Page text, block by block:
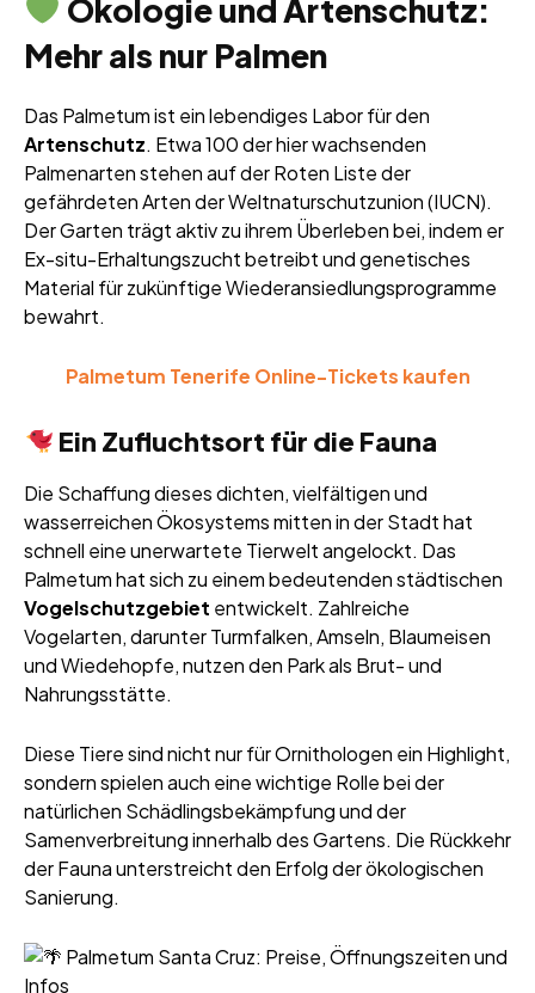
Ökologie und Artenschutz:
Mehr als nur Palmen
Das Palmetum ist ein lebendiges Labor für den
Artenschutz. Etwa 100 der hier wachsenden
Palmenarten stehen auf der Roten Liste der
gefährdeten Arten der Weltnaturschutzunion (IUCN).
Der Garten trägt aktiv zu ihrem Überleben bei, indem er
Ex-situ-Erhaltungszucht betreibt und genetisches
Material für zukünftige Wiederansiedlungsprogramme
bewahrt.
Palmetum Tenerife Online-Tickets kaufen
Ein Zufluchtsort für die Fauna
Die Schaffung dieses dichten, vielfältigen und
wasserreichen Ökosystems mitten in der Stadt hat
schnell eine unerwartete Tierwelt angelockt. Das
Palmetum hat sich zu einem bedeutenden städtischen
Vogelschutzgebiet entwickelt. Zahlreiche
Vogelarten, darunter Turmfalken, Amseln, Blaumeisen
und Wiedehopfe, nutzen den Park als Brut- und
Nahrungsstätte.
Diese Tiere sind nicht nur für Ornithologen ein Highlight,
sondern spielen auch eine wichtige Rolle bei der
natürlichen Schädlingsbekämpfung und der
Samenverbreitung innerhalb des Gartens. Die Rückkehr
der Fauna unterstreicht den Erfolg der ökologischen
Sanierung.